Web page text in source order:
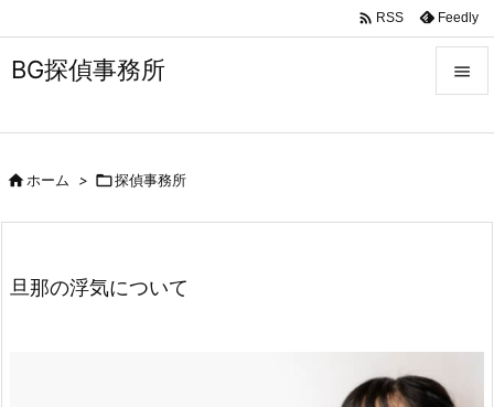
BG探偵事務所 

 RSS Feedly
ホーム > 探偵事務所
旦那の浮気について